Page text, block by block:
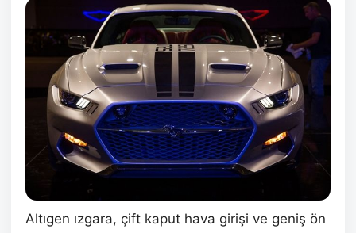
Altıgen ızgara, çift kaput hava girişi ve geniş ön